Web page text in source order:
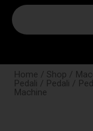
Home / Shop /
Pedali / Pedali /
Machine